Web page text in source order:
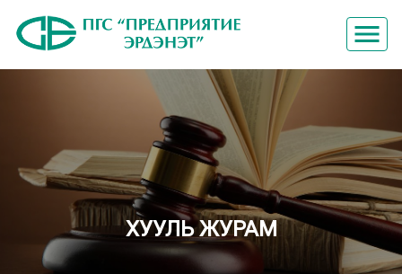
menu
ХУУЛЬ ЖУРАМ